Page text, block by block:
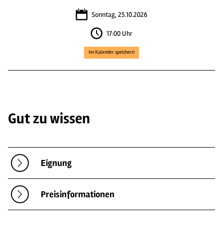
Sonntag, 25.10.2026
17:00 Uhr
Im Kalender speichern
Gut zu wissen
Eignung
Preisinformationen